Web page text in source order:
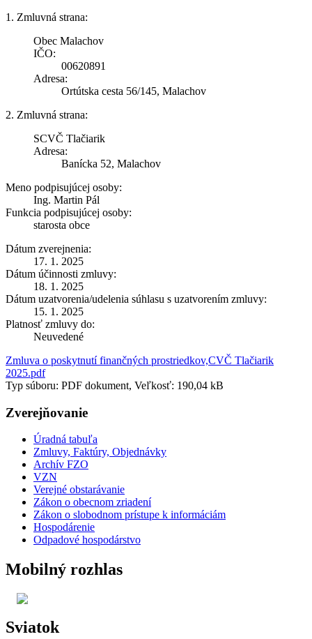
1. Zmluvná strana:
Obec Malachov
IČO:
00620891
Adresa:
Ortútska cesta 56/145, Malachov
2. Zmluvná strana:
SCVČ Tlačiarik
Adresa:
Banícka 52, Malachov
Meno podpisujúcej osoby:
Ing. Martin Pál
Funkcia podpisujúcej osoby:
starosta obce
Dátum zverejnenia:
17. 1. 2025
Dátum účinnosti zmluvy:
18. 1. 2025
Dátum uzatvorenia/udelenia súhlasu s uzatvorením zmluvy:
15. 1. 2025
Platnosť zmluvy do:
Neuvedené
Zmluva o poskytnutí finančných prostriedkov,CVČ Tlačiarik
2025.pdf
Typ súboru: PDF dokument, Veľkosť: 190,04 kB
Zverejňovanie
Úradná tabuľa
Zmluvy, Faktúry, Objednávky
Archív FZO
VZN
Verejné obstarávanie
Zákon o obecnom zriadení
Zákon o slobodnom prístupe k informáciám
Hospodárenie
Odpadové hospodárstvo
Mobilný rozhlas
Sviatok